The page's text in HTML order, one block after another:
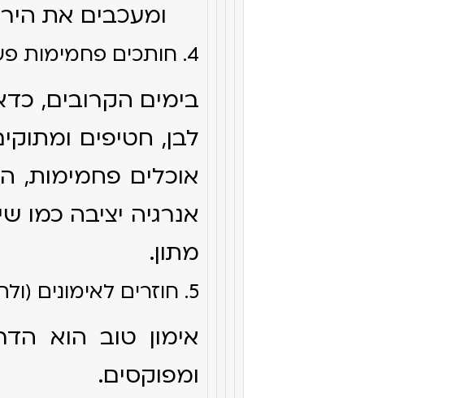
ומעכבים את
4. חותכים פחמימות פשוטות ומעובדות
בימים הקרובים,
לבן, חטיפים
אוכלים פחמימות,
אנרגיה יציבה כמו
מתון.
5. חוזרים לאימונים (ולתנועה כללית)
אימון טוב הוא
ומפוקסים.